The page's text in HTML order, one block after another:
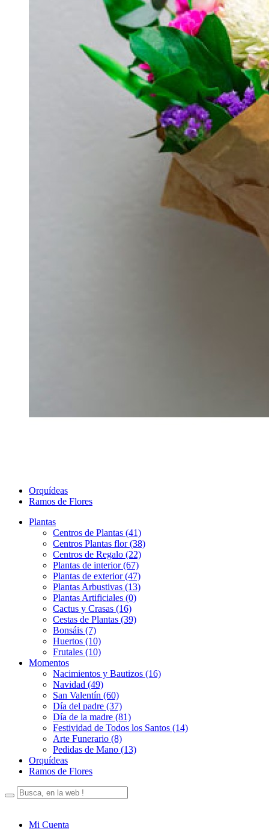
Orquídeas
Ramos de Flores
Plantas
Centros de Plantas (41)
Centros Plantas flor (38)
Centros de Regalo (22)
Plantas de interior (67)
Plantas de exterior (47)
Plantas Arbustivas (13)
Plantas Artificiales (0)
Cactus y Crasas (16)
Cestas de Plantas (39)
Bonsáis (7)
Huertos (10)
Frutales (10)
Momentos
Nacimientos y Bautizos (16)
Navidad (49)
San Valentín (60)
Día del padre (37)
Día de la madre (81)
Festividad de Todos los Santos (14)
Arte Funerario (8)
Pedidas de Mano (13)
Orquídeas
Ramos de Flores
Mi Cuenta